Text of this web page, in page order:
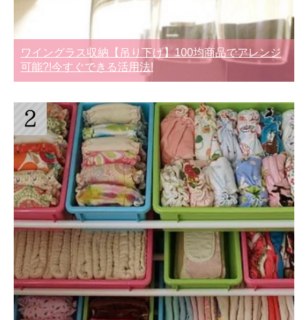
ワイングラス収納【吊り下げ】100均商品でアレンジ
可能?!今すぐできる活用法!